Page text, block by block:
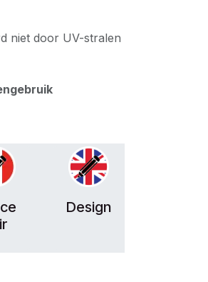
niet door UV-stralen
Design